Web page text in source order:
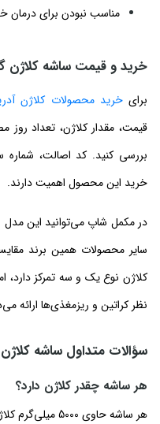
مناسب نبودن برای درمان
خرید و قیمت ساشه کلاژن گلد آدریان 20
برایخرید محصولات کلاژن
قیمت، مقدار کلاژن، تعداد روز
بررسی کنید. کد اصالت،
خرید این محصول اهمیت دارند.
سایر محصولات همین برند
کلاژن نوع یک و سه تمرکز
نظر کراتین و ریزمغذی‌ها ارائه
سؤالات متداول ساشه
هر ساشه چقدر کلاژن دارد؟
هر ساشه حاوی 5000 میلی‌گرم کلاژن هیدرولیزه است.